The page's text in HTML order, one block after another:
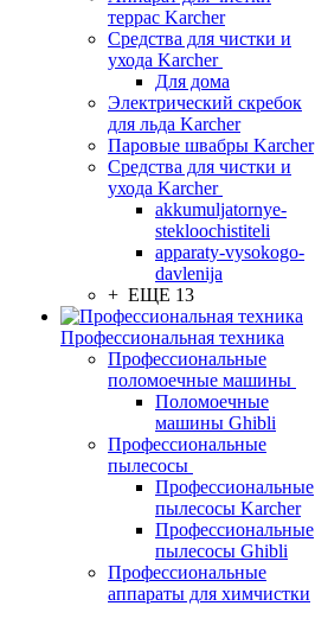
террас Karcher
Средства для чистки и
ухода Karcher
Для дома
Электрический скребок
для льда Karcher
Паровые швабры Karcher
Средства для чистки и
ухода Karcher
akkumuljatornye-
stekloochistiteli
apparaty-vysokogo-
davlenija
+ ЕЩЕ 13
Профессиональная техника
Профессиональные
поломоечные машины
Поломоечные
машины Ghibli
Профессиональные
пылесосы
Профессиональные
пылесосы Karcher
Профессиональные
пылесосы Ghibli
Профессиональные
аппараты для химчистки